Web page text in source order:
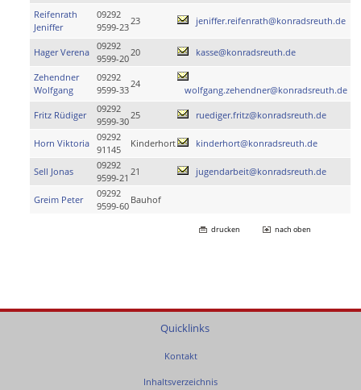
Reifenrath
Jeniffer
09292
9599-23
23 jeniffer.reifenrath@konradsreuth.de
Hager Verena
09292
9599-20
20 kasse@konradsreuth.de
Zehendner
Wolfgang
09292
9599-33
24
wolfgang.zehendner@konradsreuth.de
Fritz Rüdiger
09292
9599-30
25 ruediger.fritz@konradsreuth.de
Horn Viktoria
09292
91145
Kinderhort kinderhort@konradsreuth.de
Sell Jonas
09292
9599-21
21 jugendarbeit@konradsreuth.de
Greim Peter
09292
9599-60
Bauhof
drucken nach oben
Quicklinks
Kontakt
Inhaltsverzeichnis